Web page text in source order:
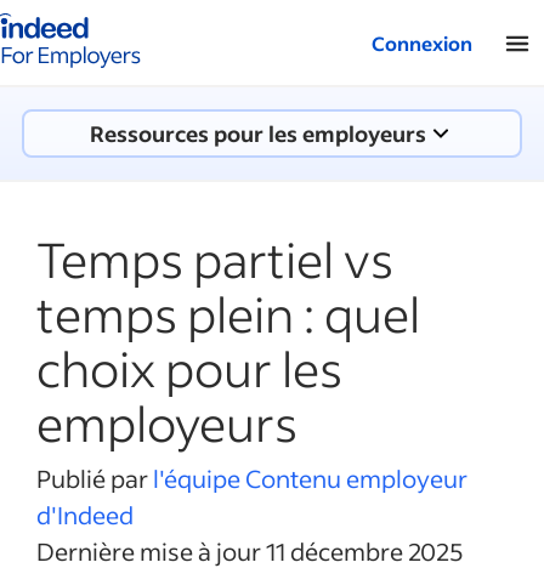
Indeed - Entreprises
Connexion
Ressources pour les employeurs
Temps partiel vs
temps plein : quel
choix pour les
employeurs
Publié parl'équipe Contenu employeur
d'Indeed
Dernière mise à jour 11 décembre 2025